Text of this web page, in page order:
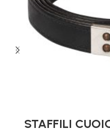
STAFFILI